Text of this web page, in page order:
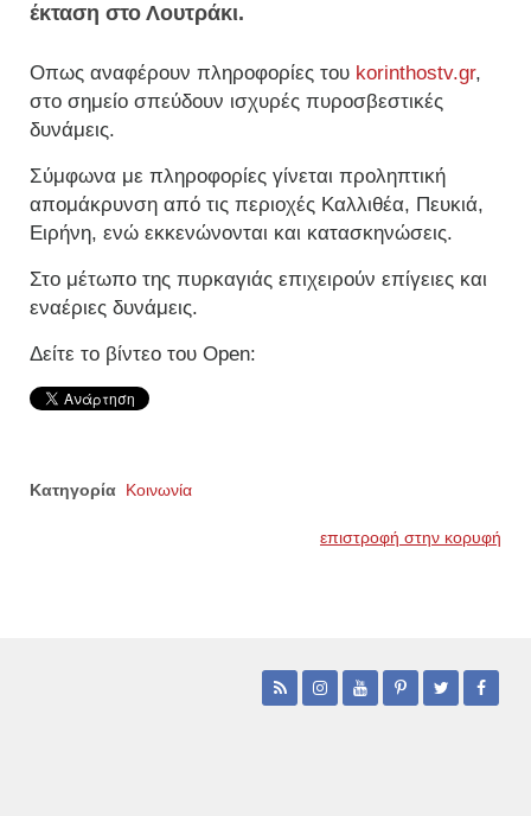
έκταση στο Λουτράκι.
Οπως αναφέρουν πληροφορίες του korinthostv.gr,
στο σημείο σπεύδουν ισχυρές πυροσβεστικές
δυνάμεις.
Σύμφωνα με πληροφορίες γίνεται προληπτική
απομάκρυνση από τις περιοχές Καλλιθέα, Πευκιά,
Ειρήνη, ενώ εκκενώνονται και κατασκηνώσεις.
Στο μέτωπο της πυρκαγιάς επιχειρούν επίγειες και
εναέριες δυνάμεις.
Δείτε το βίντεο του Open:
Κατηγορία Κοινωνία
επιστροφή στην κορυφή